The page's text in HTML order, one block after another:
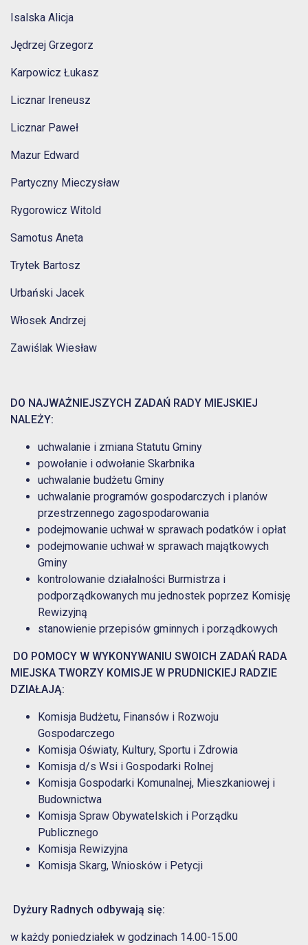
Isalska Alicja
Jędrzej Grzegorz
Karpowicz Łukasz
Licznar Ireneusz
Licznar Paweł
Mazur Edward
Partyczny Mieczysław
Rygorowicz Witold
Samotus Aneta
Trytek Bartosz
Urbański Jacek
Włosek Andrzej
Zawiślak Wiesław
DO NAJWAŻNIEJSZYCH ZADAŃ RADY MIEJSKIEJ
NALEŻY:
uchwalanie i zmiana Statutu Gminy
powołanie i odwołanie Skarbnika
uchwalanie budżetu Gminy
uchwalanie programów gospodarczych i planów
przestrzennego zagospodarowania
podejmowanie uchwał w sprawach podatków i opłat
podejmowanie uchwał w sprawach majątkowych
Gminy
kontrolowanie działalności Burmistrza i
podporządkowanych mu jednostek poprzez Komisję
Rewizyjną
stanowienie przepisów gminnych i porządkowych
DO POMOCY W WYKONYWANIU SWOICH ZADAŃ RADA
MIEJSKA TWORZY KOMISJE W PRUDNICKIEJ RADZIE
DZIAŁAJĄ:
Komisja Budżetu, Finansów i Rozwoju
Gospodarczego
Komisja Oświaty, Kultury, Sportu i Zdrowia
Komisja d/s Wsi i Gospodarki Rolnej
Komisja Gospodarki Komunalnej, Mieszkaniowej i
Budownictwa
Komisja Spraw Obywatelskich i Porządku
Publicznego
Komisja Rewizyjna
Komisja Skarg, Wniosków i Petycji
Dyżury Radnych odbywają się:
w każdy poniedziałek w godzinach 14.00-15.00